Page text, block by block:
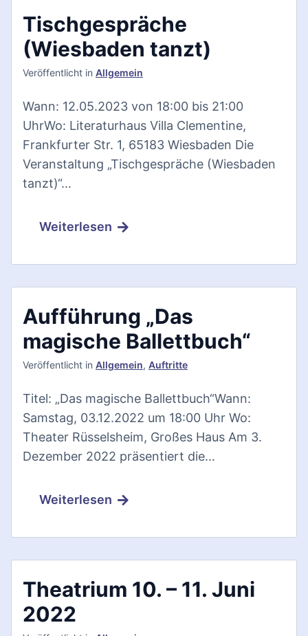
Tischgespräche
(Wiesbaden tanzt)
Veröffentlicht in Allgemein
Wann: 12.05.2023 von 18:00 bis 21:00
UhrWo: Literaturhaus Villa Clementine,
Frankfurter Str. 1, 65183 Wiesbaden Die
Veranstaltung „Tischgespräche (Wiesbaden
tanzt)“…
Weiterlesen
Aufführung „Das
magische Ballettbuch“
Veröffentlicht in Allgemein, Auftritte
Titel: „Das magische Ballettbuch“Wann:
Samstag, 03.12.2022 um 18:00 Uhr Wo:
Theater Rüsselsheim, Großes Haus Am 3.
Dezember 2022 präsentiert die…
Weiterlesen
Theatrium 10. – 11. Juni
2022